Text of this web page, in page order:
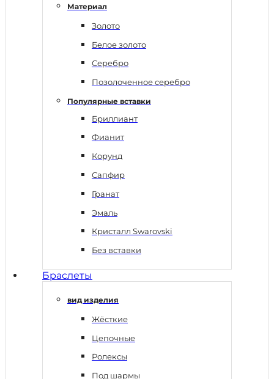
Материал
Золото
Белое золото
Серебро
Позолоченное серебро
Популярные вставки
Бриллиант
Фианит
Корунд
Сапфир
Гранат
Эмаль
Кристалл Swarovski
Без вставки
Браслеты
вид изделия
Жёсткие
Цепочные
Ролексы
Под шармы